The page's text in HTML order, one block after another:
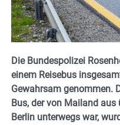
Die Bundespolizei
einem Reisebus
Gewahrsam genommen.
Bus, der von Mailand
Berlin unterwegs war,